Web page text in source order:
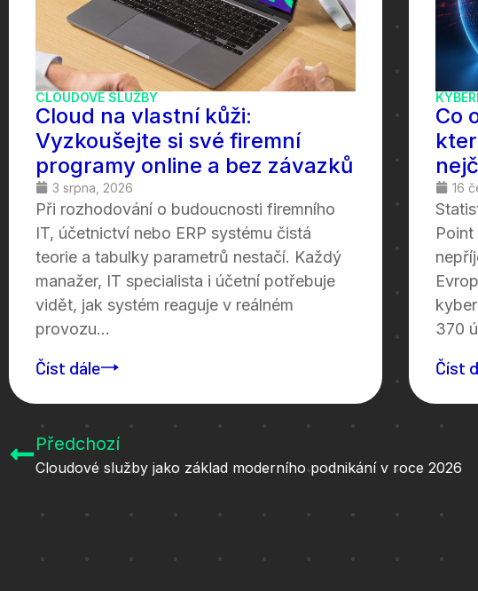
CLOUDOVÉ SLUŽBY
Cloud na vlastní kůži:
Vyzkoušejte si své firemní
programy online a bez závazků
3 srpna, 2026
Při rozhodování o budoucnosti firemního
IT, účetnictví nebo ERP systému čistá
teorie a tabulky parametrů nestačí. Každý
manažer, IT specialista i účetní potřebuje
vidět, jak systém reaguje v reálném
provozu...
Číst dále
Co
16
370
Číst
Předchozí
Cloudové služby jako základ moderního podnikání v roce 2026